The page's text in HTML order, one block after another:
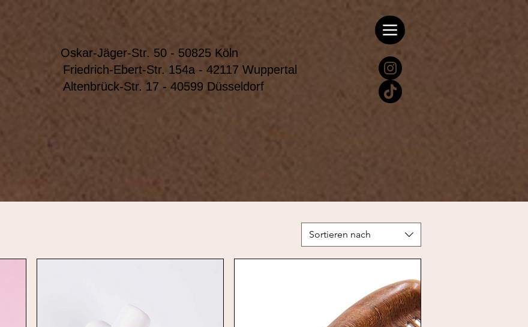
Oskar-Jäger-Str. 50 - 50825 Köln
Friedrich-Ebert-Str. 154a - 42117 Wuppertal
Altenbrück-Str. 17 - 40599 Düsseldorf
Sortieren nach